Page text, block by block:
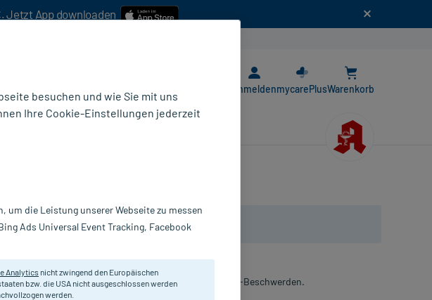
Jetzt App downloaden
AnmeldenmycarePlusWarenkorb
Mindestbestellwert!
Arzneimittel zur Besserung von Magen-Darm-Beschwerden.
besuchen und wie Sie mit uns
Ihre Cookie-Einstellungen jederzeit
um die Leistung unserer Webseite zu messen
Ads Universal Event Tracking, Facebook
Analytics nicht zwingend den Europäischen
bzw. die USA nicht ausgeschlossen werden
werden.